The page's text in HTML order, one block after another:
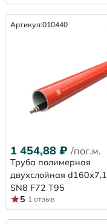
Артикул:010440
1 454,88 ₽ /пог.м.
Труба полимерная
двухслойная d160х7,1
SN8 F72 Т95
5 1 отзыв